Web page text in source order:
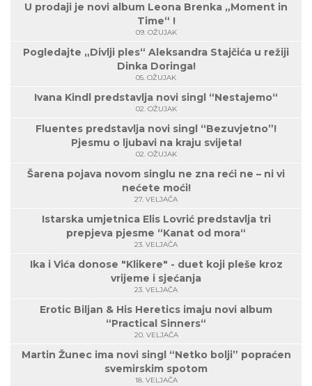
U prodaji je novi album Leona Brenka „Moment in
Time“ !
09. OŽUJAK
Pogledajte „Divlji ples“ Aleksandra Stajčića u režiji
Dinka Doringa!
05. OŽUJAK
Ivana Kindl predstavlja novi singl “Nestajemo“
02. OŽUJAK
Fluentes predstavlja novi singl “Bezuvjetno”!
Pjesmu o ljubavi na kraju svijeta!
02. OŽUJAK
Šarena pojava novom singlu ne zna reći ne – ni vi
nećete moći!
27. VELJAČA
Istarska umjetnica Elis Lovrić predstavlja tri
prepjeva pjesme “Kanat od mora“
23. VELJAČA
Ika i Vića donose "Klikere" - duet koji pleše kroz
vrijeme i sjećanja
23. VELJAČA
Erotic Biljan & His Heretics imaju novi album
“Practical Sinners“
20. VELJAČA
Martin Žunec ima novi singl “Netko bolji” popraćen
svemirskim spotom
18. VELJAČA